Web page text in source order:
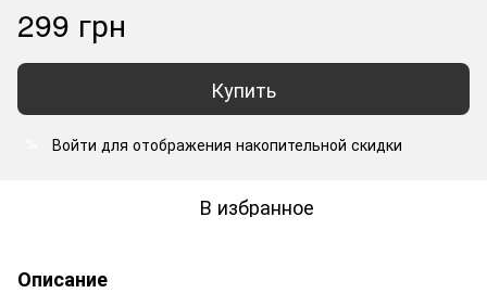
299 грн
Купить
Войти для отображения накопительной скидки
В избранное
Описание